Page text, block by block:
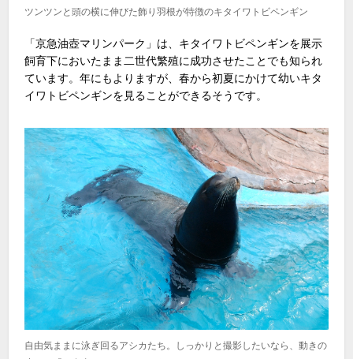
ツンツンと頭の横に伸びた飾り羽根が特徴のキタイワトビペンギン
「京急油壺マリンパーク」は、キタイワトビペンギンを展示
飼育下においたまま二世代繁殖に成功させたことでも知られ
ています。年にもよりますが、春から初夏にかけて幼いキタ
イワトビペンギンを見ることができるそうです。
自由気ままに泳ぎ回るアシカたち。しっかりと撮影したいなら、動きの